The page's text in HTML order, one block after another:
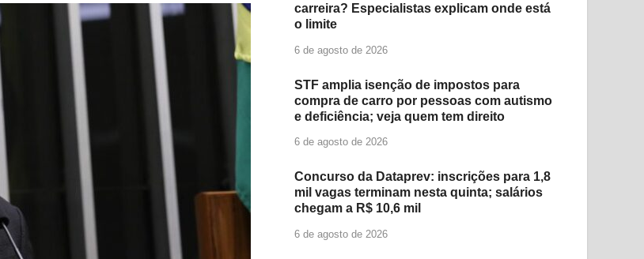
carreira? Especialistas explicam onde está
o limite
6 de agosto de 2026
STF amplia isenção de impostos para
compra de carro por pessoas com autismo
e deficiência; veja quem tem direito
6 de agosto de 2026
Concurso da Dataprev: inscrições para 1,8
mil vagas terminam nesta quinta; salários
chegam a R$ 10,6 mil
6 de agosto de 2026